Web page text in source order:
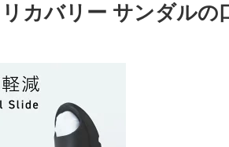
カバリー サンダル